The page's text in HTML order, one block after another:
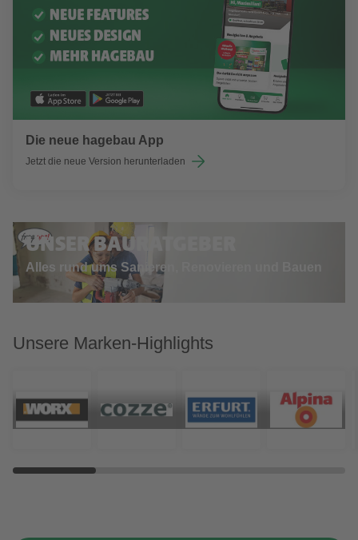
Die neue hagebau App
Jetzt die neue Version herunterladen
UNSER BAURATGEBER
Alles rund ums Sanieren, Renovieren und Bauen
Unsere Marken-Highlights